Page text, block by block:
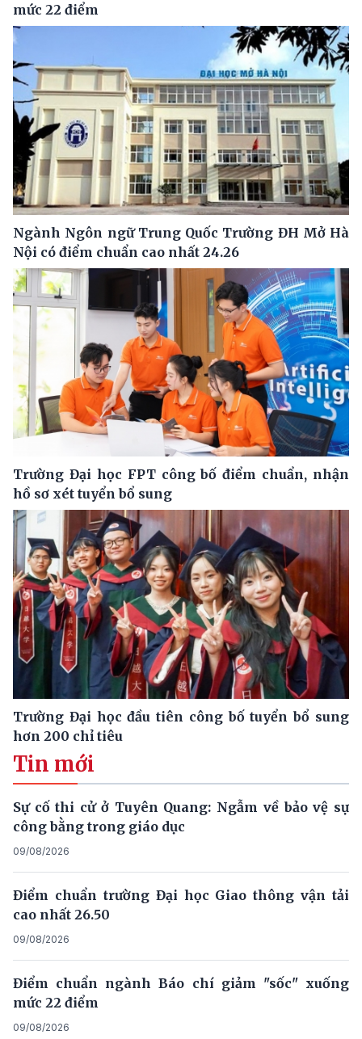
mức 22 điểm
Ngành Ngôn ngữ Trung Quốc Trường ĐH Mở Hà
Nội có điểm chuẩn cao nhất 24.26
Trường Đại học FPT công bố điểm chuẩn, nhận
hồ sơ xét tuyển bổ sung
Trường Đại học đầu tiên công bố tuyển bổ sung
hơn 200 chỉ tiêu
Tin mới
Sự cố thi cử ở Tuyên Quang: Ngẫm về bảo vệ sự
công bằng trong giáo dục
09/08/2026
Điểm chuẩn trường Đại học Giao thông vận tải
cao nhất 26.50
09/08/2026
Điểm chuẩn ngành Báo chí giảm "sốc" xuống
mức 22 điểm
09/08/2026